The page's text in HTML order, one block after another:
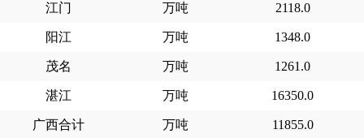
江门 万吨 2118.0
阳江 万吨 1348.0
茂名 万吨 1261.0
湛江 万吨 16350.0
广西合计 万吨 11855.0